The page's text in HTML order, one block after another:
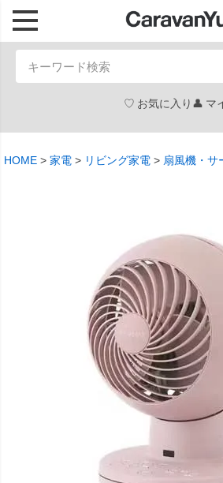
お気に入り マ
HOME 家電 リビング家電 扇風機・サ